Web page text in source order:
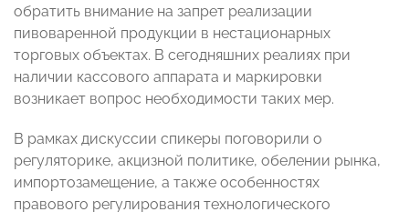
обратить внимание на запрет реализации
пивоваренной продукции в нестационарных
торговых объектах. В сегодняшних реалиях при
наличии кассового аппарата и маркировки
возникает вопрос необходимости таких мер.
В рамках дискуссии спикеры поговорили о
регуляторике, акцизной политике, обелении рынка,
импортозамещение, а также особенностях
правового регулирования технологического